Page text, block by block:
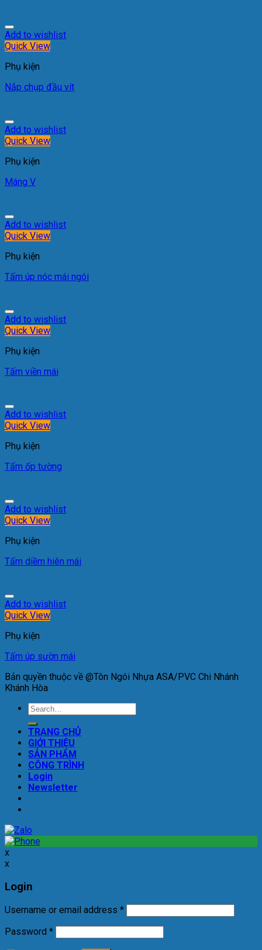
Add to wishlist
Quick View
Phụ kiện
Nắp chụp đầu vít
Add to wishlist
Quick View
Phụ kiện
Máng V
Add to wishlist
Quick View
Phụ kiện
Tấm úp nóc mái ngói
Add to wishlist
Quick View
Phụ kiện
Tấm viền mái
Add to wishlist
Quick View
Phụ kiện
Tấm ốp tường
Add to wishlist
Quick View
Phụ kiện
Tấm diềm hiên mái
Add to wishlist
Quick View
Phụ kiện
Tấm úp sườn mái
Bản quyền thuộc về @Tôn Ngói Nhựa ASA/PVC Chi Nhánh
Khánh Hòa
Search
TRANG CHỦ
GIỚI THIỆU
SẢN PHẨM
CÔNG TRÌNH
Login
Newsletter
x
x
Login
Username or email address *
Password *